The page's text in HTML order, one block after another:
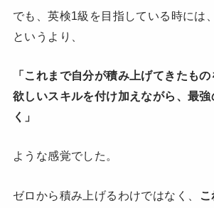
でも、英検1級を目指している時には
というより、
「これまで自分が積み上げてきたも
欲しいスキルを付け加えながら、最
く」
ような感覚でした。
ゼロから積み上げるわけではなく、